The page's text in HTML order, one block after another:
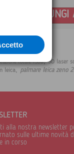
totale TS60,3D laser
leica, palmare leica zeno
alla nostra newsletter
sulle ultime novità
in corso